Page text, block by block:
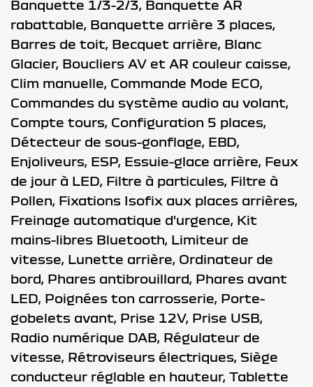
Banquette 1/3-2/3, Banquette AR
rabattable, Banquette arrière 3 places,
Barres de toit, Becquet arrière, Blanc
Glacier, Boucliers AV et AR couleur caisse,
Clim manuelle, Commande Mode ECO,
Commandes du système audio au volant,
Compte tours, Configuration 5 places,
Détecteur de sous-gonflage, EBD,
Enjoliveurs, ESP, Essuie-glace arrière, Feux
de jour à LED, Filtre à particules, Filtre à
Pollen, Fixations Isofix aux places arrières,
Freinage automatique d'urgence, Kit
mains-libres Bluetooth, Limiteur de
vitesse, Lunette arrière, Ordinateur de
bord, Phares antibrouillard, Phares avant
LED, Poignées ton carrosserie, Porte-
gobelets avant, Prise 12V, Prise USB,
Radio numérique DAB, Régulateur de
vitesse, Rétroviseurs électriques, Siège
conducteur réglable en hauteur, Tablette